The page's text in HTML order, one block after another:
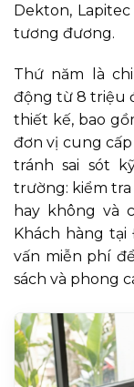
Dekton,
tương đương.
Thứ năm là
động từ 8 triệu
thiết kế, bao
đơn vị cung
tránh sai sót
trường: kiểm tra
hay không và
Khách hàng
vấn miễn phí
sách và phong